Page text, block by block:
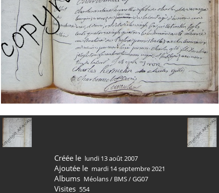
Créée le lundi 13 août 2007
Ajoutée le mardi 14 septembre 2021
Albums Méolans/ BMS/GG07
Visites 554